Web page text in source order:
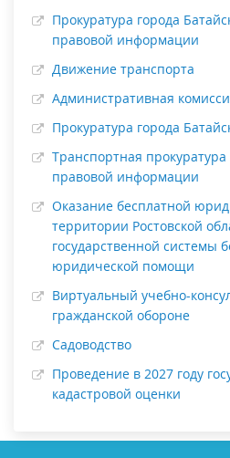
Прокуратура города
правовой информации
Движение транспорта
Административная
Прокуратура города
Транспортная
правовой информации
Оказание бесплатной
территории Ростовской
государственной системы
юридической помощи
Виртуальный учебно-
гражданской обороне
Садоводство
Проведение в 2027 году
кадастровой оценки